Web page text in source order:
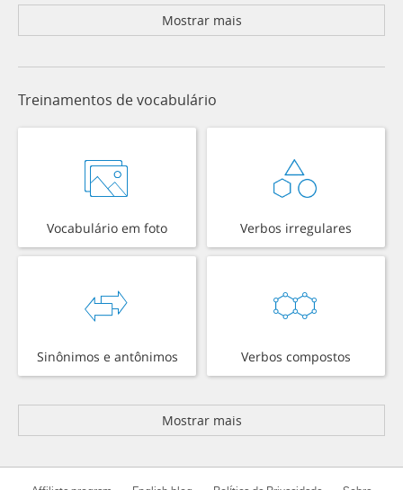
Mostrar mais
Treinamentos de vocabulário
Vocabulário em foto Verbos irregulares
Sinônimos e antônimos Verbos compostos
Mostrar mais